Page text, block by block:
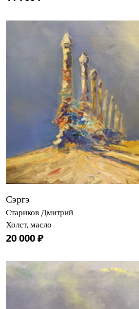
Сэргэ
Стариков Дмитрий
Холст, масло
20 000 ₽